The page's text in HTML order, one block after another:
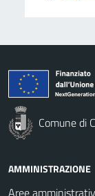
Comune di
AMMINISTRAZIONE
Aree